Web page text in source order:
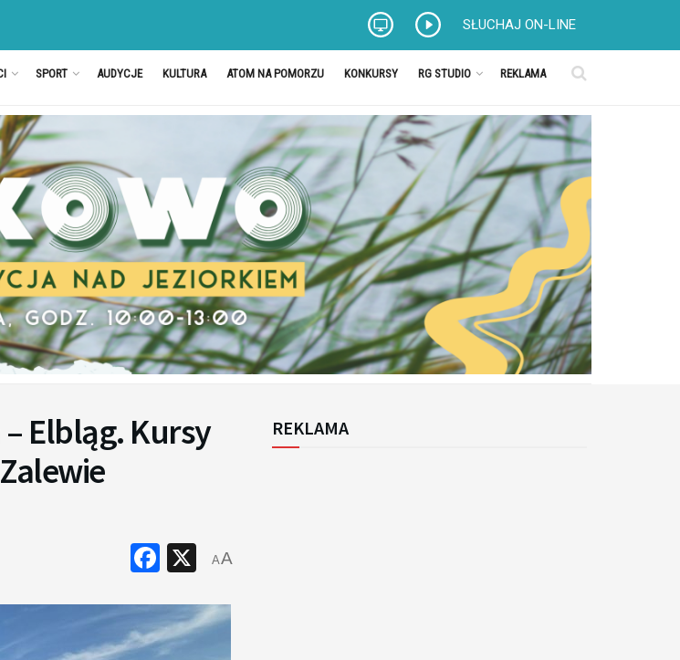
SŁUCHAJ ON-LINE
SPORT AUDYCJE KULTURA ATOM NA POMORZU KONKURSY RG STUDIO REKLAMA
Elbląg. Kursy
Facebook
X
AA
REKLAMA